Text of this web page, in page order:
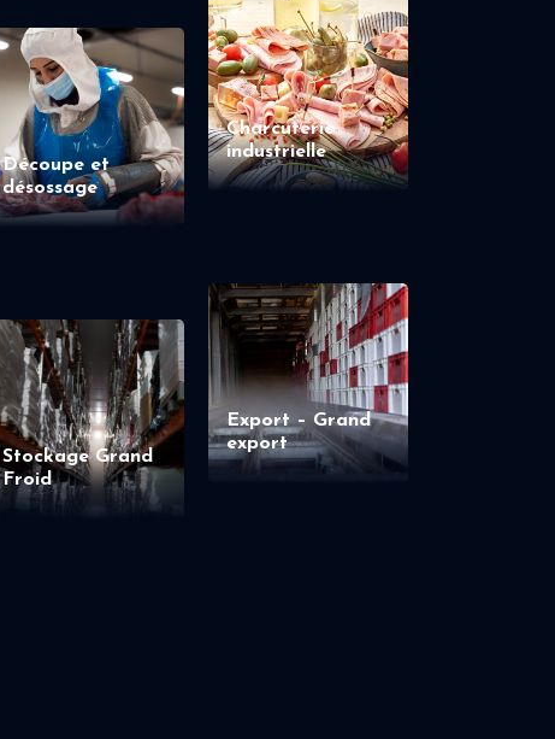
Découpe et
désossage
Charcuterie
industrielle
Stockage Grand
Froid
Export – Grand
export